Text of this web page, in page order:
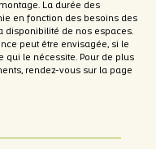
La durée des
en fonction des besoins des
disponibilité de nos espaces.
peut être envisagée, si le
qui le nécessite. Pour de plus
rendez-vous sur la page